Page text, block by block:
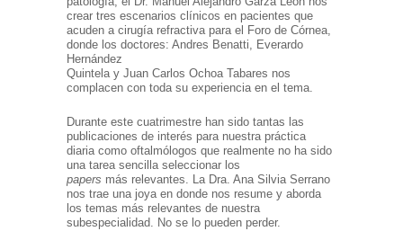
crear tres escenarios clínicos en pacientes que
acuden a cirugía refractiva para el Foro de Córnea,
donde los doctores: Andres Benatti, Everardo
Hernández
Quintela y Juan Carlos Ochoa Tabares nos
complacen con toda su experiencia en el tema.
Durante este cuatrimestre han sido tantas las
publicaciones de interés para nuestra práctica
diaria como oftalmólogos que realmente no ha sido
una tarea sencilla seleccionar los
papers más relevantes. La Dra. Ana Silvia Serrano
nos trae una joya en donde nos resume y aborda
los temas más relevantes de nuestra
subespecialidad. No se lo pueden perder.